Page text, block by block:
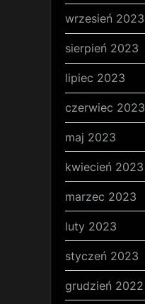
wrzesień 2023
sierpień 2023
lipiec 2023
czerwiec 2023
maj 2023
kwiecień 2023
marzec 2023
luty 2023
styczeń 2023
grudzień 2022